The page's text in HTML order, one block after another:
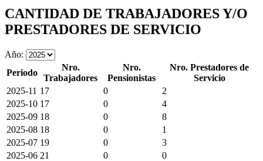
CANTIDAD DE TRABAJADORES Y/O
PRESTADORES DE SERVICIO
Año:
Periodo
Nro.
Trabajadores
Nro.
Pensionistas
Nro. Prestadores de
Servicio
2025-11 17 0
2
2025-10 17 0
4
2025-09 18 0
8
2025-08 18 0
1
2025-07 19 0
3
2025-06 21 0
0